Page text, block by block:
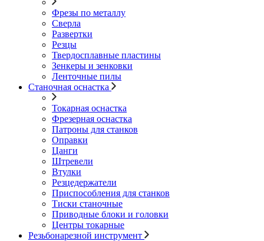
Фрезы по металлу
Сверла
Развертки
Резцы
Твердосплавные пластины
Зенкеры и зенковки
Ленточные пилы
Станочная оснастка
Токарная оснастка
Фрезерная оснастка
Патроны для станков
Оправки
Цанги
Штревели
Втулки
Резцедержатели
Приспособления для станков
Тиски станочные
Приводные блоки и головки
Центры токарные
Резьбонарезной инструмент